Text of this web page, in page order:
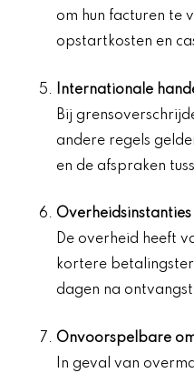
om hun facturen te
opstartkosten en
Internationale
Bij
andere regels
en de afspraken
Overheidsinstanties
De overheid heeft
kortere
dagen na
Onvoorspelbare
In geval van